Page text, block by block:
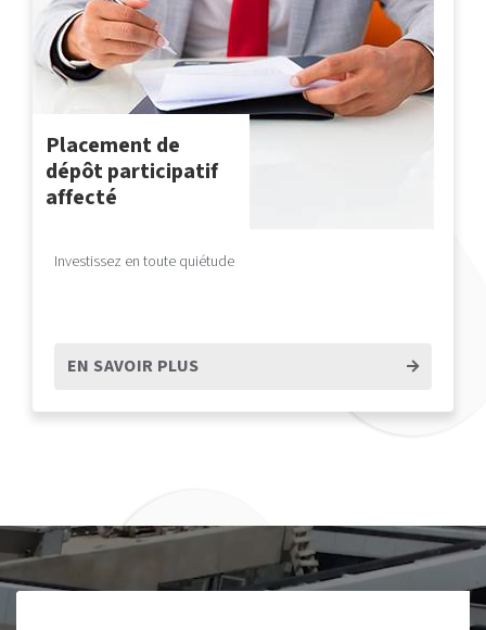
Placement de
dépôt participatif
affecté
Investissez en toute quiétude
EN SAVOIR PLUS